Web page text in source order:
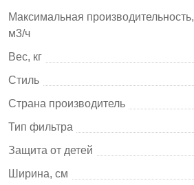
Максимальная производительность,
м3/ч
Вес, кг
Стиль
Страна производитель
Тип фильтра
Защита от детей
Ширина, см